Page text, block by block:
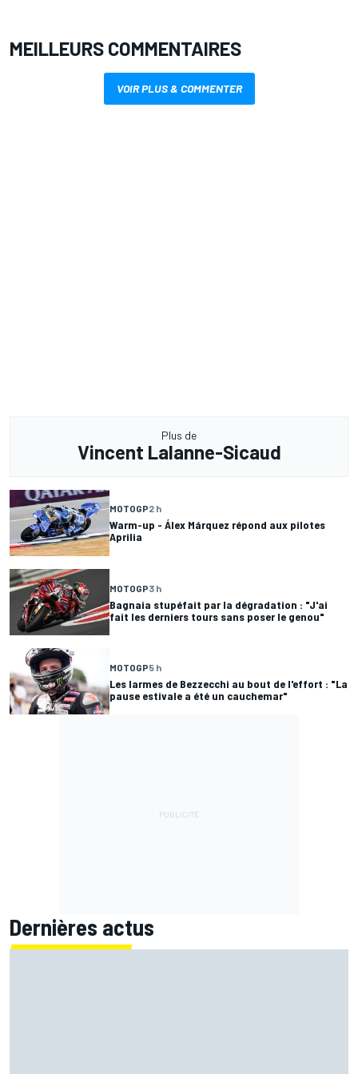
MEILLEURS COMMENTAIRES
VOIR PLUS & COMMENTER
Plus de
Vincent Lalanne-Sicaud
MOTOGP2 h
Warm-up - Álex Márquez répond aux pilotes
Aprilia
MOTOGP3 h
Bagnaia stupéfait par la dégradation : "J'ai
fait les derniers tours sans poser le genou"
MOTOGP5 h
Les larmes de Bezzecchi au bout de l'effort : "La
pause estivale a été un cauchemar"
Dernières actus